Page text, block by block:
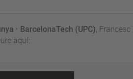
· BarcelonaTech (UPC), Francesc
aquí: